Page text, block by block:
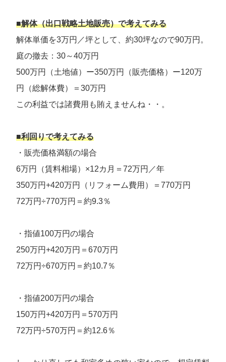
■解体（出口戦略土地販売）で考えてみる
解体単価を3万円／坪として、約30坪なので90万円。
庭の撤去：30～40万円
500万円（土地値）ー350万円（販売価格）ー120万
円（総解体費）＝30万円
この利益では諸費用も賄えませんね・・。
■利回りで考えてみる
・販売価格満額の場合
6万円（賃料相場）×12カ月＝72万円／年
350万円+420万円（リフォーム費用）＝770万円
72万円÷770万円＝約9.3％
・指値100万円の場合
250万円+420万円＝670万円
72万円÷670万円＝約10.7％
・指値200万円の場合
150万円+420万円＝570万円
72万円÷570万円＝約12.6％